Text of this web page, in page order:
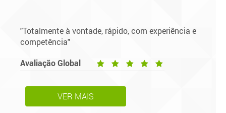
"Totalmente à vontade, rápido, com experiência e
competência"
Avaliação Global
VER MAIS